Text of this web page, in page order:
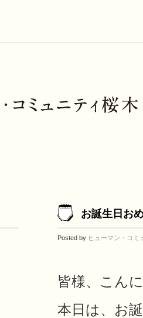
お誕生日お
Posted by ヒューマン・コミ
皆様、こん
本日は、お